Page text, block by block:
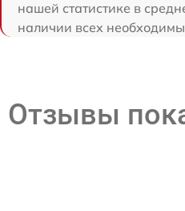
нашей статистике в
наличии всех
Отзывы